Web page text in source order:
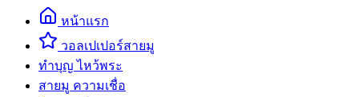
หน้าแรก
วอลเปเปอร์สายมู
ทำบุญ ไหว้พระ
สายมู ความเชื่อ